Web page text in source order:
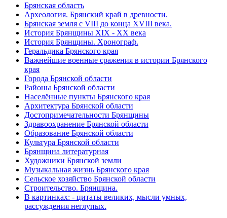
Брянская область
Археология. Брянский край в древности.
Брянская земля с VIII до конца XVIII века.
История Брянщины XIX - XX века
История Брянщины. Хронограф.
Геральдика Брянского края
Важнейшие военные сражения в истории Брянского
края
Города Брянской области
Районы Брянской области
Населённые пункты Брянского края
Архитектура Брянской области
Достопримечательности Брянщины
Здравоохранение Брянской области
Образование Брянской области
Культура Брянской области
Брянщина литературная
Художники Брянской земли
Музыкальная жизнь Брянского края
Сельское хозяйство Брянской области
Строительство. Брянщина.
В картинках: - цитаты великих, мысли умных,
рассуждения неглупых.